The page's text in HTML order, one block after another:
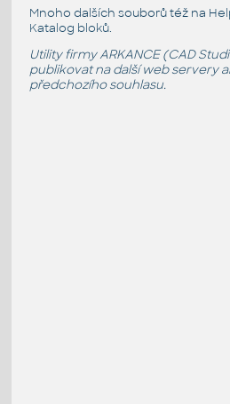
Mnoho dalších souborů též na
Katalog bloků.
Utility firmy ARKANCE (CAD
publikovat na další web servery
předchozího souhlasu.